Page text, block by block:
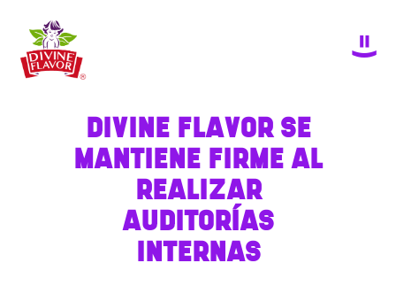
DIVINE FLAVOR SE
MANTIENE FIRME AL
REALIZAR
AUDITORÍAS
INTERNAS